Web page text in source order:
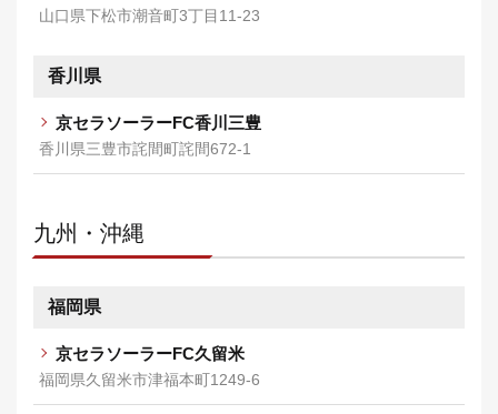
山口県下松市潮音町3丁目11-23
香川県
京セラソーラーFC香川三豊
香川県三豊市詫間町詫間672-1
九州・沖縄
福岡県
京セラソーラーFC久留米
福岡県久留米市津福本町1249-6